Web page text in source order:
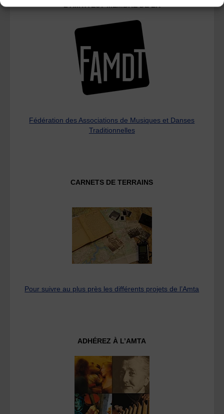
L’AMTA EST MEMBRE DE LA
Fédération des Associations de Musiques et Danses
Traditionnelles
CARNETS DE TERRAINS
Pour suivre au plus près les différents projets de l’Amta
ADHÉREZ À L’AMTA